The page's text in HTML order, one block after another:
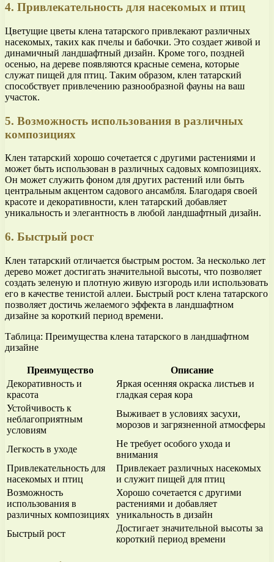
4. Привлекательность для насекомых и птиц
Цветущие цветы клена татарского привлекают различных
насекомых, таких как пчелы и бабочки. Это создает живой и
динамичный ландшафтный дизайн. Кроме того, поздней
осенью, на дереве появляются красные семена, которые
служат пищей для птиц. Таким образом, клен татарский
способствует привлечению разнообразной фауны на ваш
участок.
5. Возможность использования в различных
композициях
Клен татарский хорошо сочетается с другими растениями и
может быть использован в различных садовых композициях.
Он может служить фоном для других растений или быть
центральным акцентом садового ансамбля. Благодаря своей
красоте и декоративности, клен татарский добавляет
уникальность и элегантность в любой ландшафтный дизайн.
6. Быстрый рост
Клен татарский отличается быстрым ростом. За несколько лет
дерево может достигать значительной высоты, что позволяет
создать зеленую и плотную живую изгородь или использовать
его в качестве тенистой аллеи. Быстрый рост клена татарского
позволяет достичь желаемого эффекта в ландшафтном
дизайне за короткий период времени.
Таблица: Преимущества клена татарского в ландшафтном
дизайне
Преимущество
Описание
Декоративность и
красота
Яркая осенняя окраска листьев и
гладкая серая кора
Устойчивость к
неблагоприятным
условиям
Выживает в условиях засухи,
морозов и загрязненной атмосферы
Легкость в уходе
Не требует особого ухода и
внимания
Привлекательность для
насекомых и птиц
Привлекает различных насекомых
и служит пищей для птиц
Возможность
использования в
различных композициях
Хорошо сочетается с другими
растениями и добавляет
уникальность в дизайн
Быстрый рост
Достигает значительной высоты за
короткий период времени